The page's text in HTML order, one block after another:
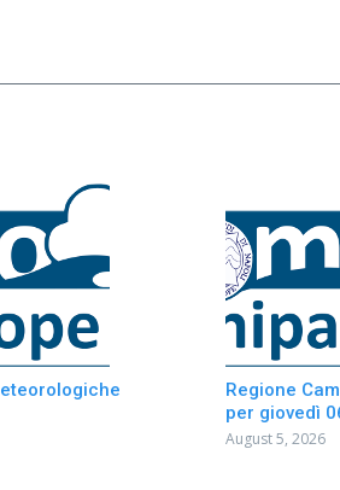
Regione
per giovedì
August 5, 2026